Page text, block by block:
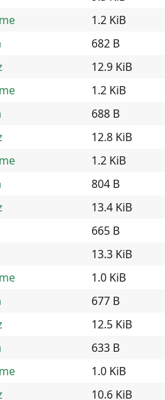
1.2 KiB
682 B
12.9 KiB
1.2 KiB
688 B
12.8 KiB
1.2 KiB
804 B
13.4 KiB
665 B
13.3 KiB
1.0 KiB
677 B
12.5 KiB
633 B
1.0 KiB
10.6 KiB